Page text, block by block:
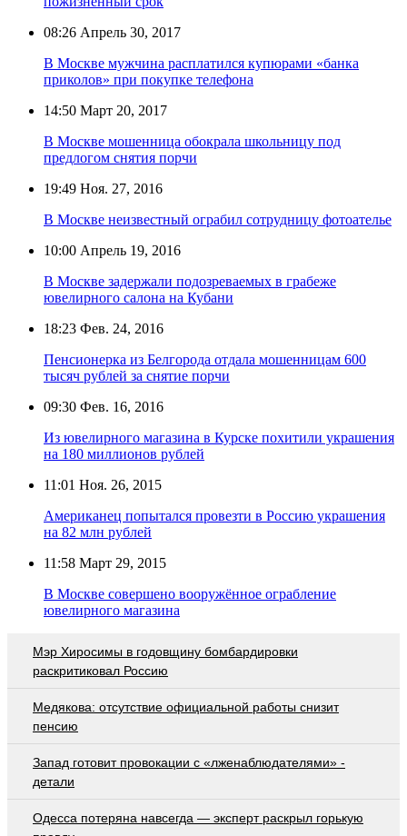
08:26 Апрель 30, 2017
В Москве мужчина расплатился купюрами «банка
приколов» при покупке телефона
14:50 Март 20, 2017
В Москве мошенница обокрала школьницу под
предлогом снятия порчи
19:49 Ноя. 27, 2016
В Москве неизвестный ограбил сотрудницу фотоателье
10:00 Апрель 19, 2016
В Москве задержали подозреваемых в грабеже
ювелирного салона на Кубани
18:23 Фев. 24, 2016
Пенсионерка из Белгорода отдала мошенницам 600
тысяч рублей за снятие порчи
09:30 Фев. 16, 2016
Из ювелирного магазина в Курске похитили украшения
на 180 миллионов рублей
11:01 Ноя. 26, 2015
Американец попытался провезти в Россию украшения
на 82 млн рублей
11:58 Март 29, 2015
В Москве совершено вооружённое ограбление
ювелирного магазина
Мэр Хиросимы в годовщину бомбардировки
раскритиковал Россию
Медякова: отсутствие официальной работы снизит
пенсию
Запад готовит провокации с «лженаблюдателями» -
детали
Oдecca пoтeрянa нaвceгдa — экcпeрт рacкрыл гoрькую